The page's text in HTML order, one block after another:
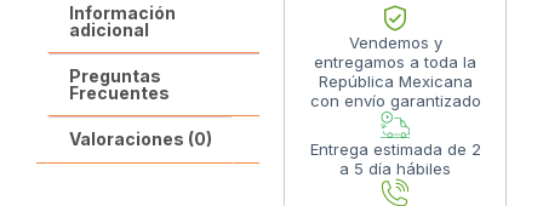
Información
adicional
Preguntas
Frecuentes
Valoraciones (0)
Vendemos y
entregamos a toda la
República Mexicana
con envío garantizado
Entrega estimada de 2
a 5 día hábiles